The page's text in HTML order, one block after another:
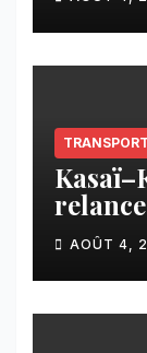
CNCA
TRANSPORT
AOÛT 4,